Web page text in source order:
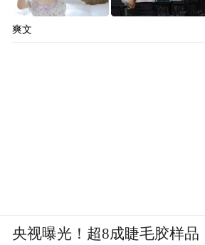
爽文
央视曝光！超8成睫毛胶样品